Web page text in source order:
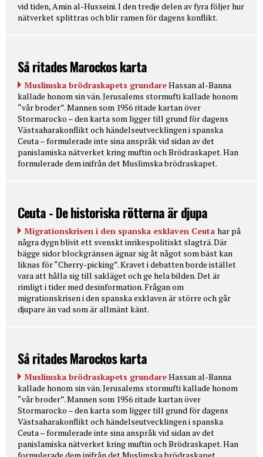
vid tiden, Amin al-Husseini. I den tredje delen av fyra följer hur
nätverket splittras och blir ramen för dagens konflikt.
Så ritades Marockos karta
Muslimska brödraskapets grundareHassan al-Banna
kallade honom sin vän. Jerusalems stormufti kallade honom
“vår broder”. Mannen som 1956 ritade kartan över
Stormarocko – den karta som ligger till grund för dagens
Västsaharakonflikt och händelseutvecklingen i spanska
Ceuta – formulerade inte sina anspråk vid sidan av det
panislamiska nätverket kring muftin och Brödraskapet. Han
formulerade dem inifrån det Muslimska brödraskapet.
Ceuta - De historiska rötterna är djupa
Migrationskrisen i den spanska exklaven Ceuta har på
några dygn blivit ett svenskt inrikespolitiskt slagträ. Där
bägge sidor blockgränsen ägnar sig åt något som bäst kan
liknas för “Cherry-picking”. Kravet i debatten borde istället
vara att hålla sig till sakläget och ge hela bilden. Det är
rimligt i tider med desinformation. Frågan om
migrationskrisen i den spanska exklaven är större och går
djupare än vad som är allmänt känt.
Så ritades Marockos karta
Muslimska brödraskapets grundareHassan al-Banna
kallade honom sin vän. Jerusalems stormufti kallade honom
“vår broder”. Mannen som 1956 ritade kartan över
Stormarocko – den karta som ligger till grund för dagens
Västsaharakonflikt och händelseutvecklingen i spanska
Ceuta – formulerade inte sina anspråk vid sidan av det
panislamiska nätverket kring muftin och Brödraskapet. Han